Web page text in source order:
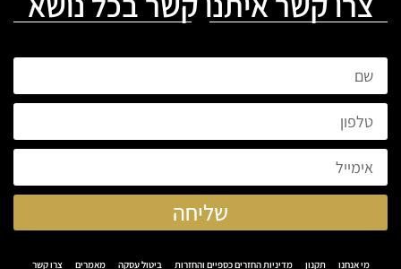
שליחה
מי אנחנו תקנון מדיניות החזרים כספיים והחזרות ביטול עסקה מאמרים צרו קשר